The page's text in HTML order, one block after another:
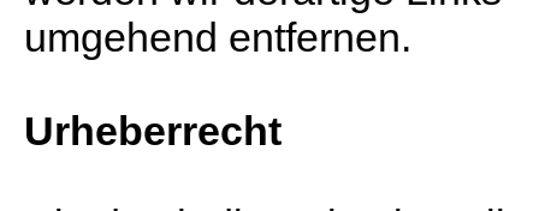
umgehend entfernen.
Urheberrecht